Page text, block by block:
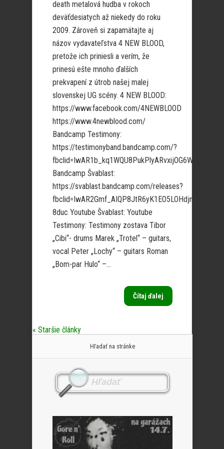
death metalová hudba v rokoch
deväťdesiatych až niekedy do roku
2009. Zároveň si zapamätajte aj
názov vydavateľstva 4 NEW BLOOD,
pretože ich priniesli a verím, že
prinesú ešte mnoho ďalších
prekvapení z útrob našej malej
slovenskej UG scény. 4 NEW BLOOD:
https://www.facebook.com/4NEWBLOOD
https://www.4newblood.com/
Bandcamp Testimony:
https://testimonyband.bandcamp.com/?
Bandcamp Švablast:
https://svablast.bandcamp.com/releases?
8duc Youtube Švablast: Youtube
Testimony: Testimony zostava Tibor
„Cibi“- drums Marek „Trotel“ – guitars,
vocal Peter „Lochy“ – guitars Roman
„Bom-par Hulo“ –...
Čítaj ďalej
« Staršie články
Hľadať na stránke